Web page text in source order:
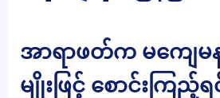
အာရာဖတ်က မကျေမ
မျိုးဖြင့် စောင်းကြည့်